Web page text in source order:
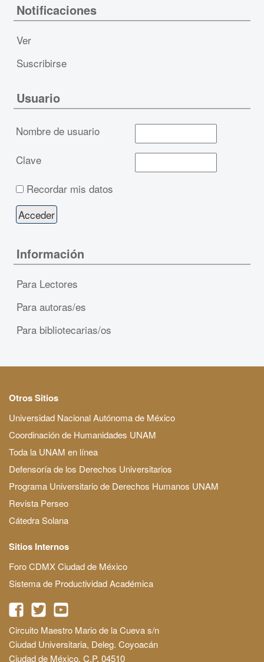
Notificaciones
Ver
Suscribirse
Usuario
Nombre de usuario
Clave
Recordar mis datos
Información
Para Lectores
Para autoras/es
Para bibliotecarias/os
Otros Sitios
Universidad Nacional Autónoma de México
Coordinación de Humanidades UNAM
Toda la UNAM en línea
Defensoría de los Derechos Universitarios
Programa Universitario de Derechos Humanos UNAM
Revista Perseo
Cátedra Solana
Sitios Internos
Foro CDMX Ciudad de México
Sistema de Productividad Académica
Circuito Maestro Mario de la Cueva s/n
Ciudad Universitaria, Deleg. Coyoacán
Ciudad de México, C.P. 04510